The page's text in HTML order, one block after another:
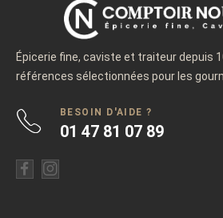
Épicerie fine, caviste et traiteur depuis
références sélectionnées pour les
BESOIN D'AIDE ?
01 47 81 07 89